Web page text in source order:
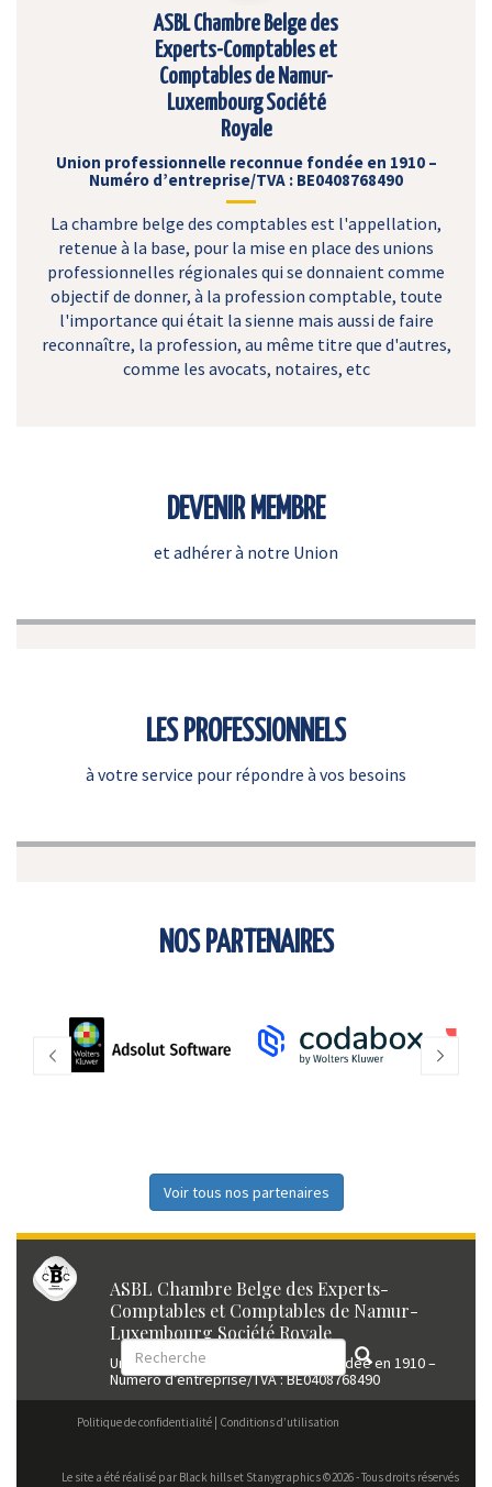
ASBL Chambre Belge des
Experts-Comptables et
Comptables de Namur-
Luxembourg Société
Royale
Union professionnelle reconnue fondée en 1910 –
Numéro d’entreprise/TVA : BE0408768490
La chambre belge des comptables est l'appellation,
retenue à la base, pour la mise en place des unions
professionnelles régionales qui se donnaient comme
objectif de donner, à la profession comptable, toute
l'importance qui était la sienne mais aussi de faire
reconnaître, la profession, au même titre que d'autres,
comme les avocats, notaires, etc
DEVENIR MEMBRE
et adhérer à notre Union
LES PROFESSIONNELS
à votre service pour répondre à vos besoins
NOS PARTENAIRES
Voir tous nos partenaires
ASBL Chambre Belge des Experts-
Comptables et Comptables de Namur-
Luxembourg Société Royale
Union professionnelle reconnue fondée en 1910 –
Numéro d’entreprise/TVA : BE0408768490
Politique de confidentialité Conditions d’utilisation
Le site a été réalisé par Black hillset Stanygraphics ©2026 - Tous droits réservés